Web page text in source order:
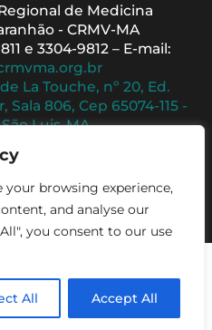
your browsing experience,
and analyse our
you consent to our use
All Accept All
de Medicina
- CRMV-MA
e 3304-9812 – E-mail:
La Touche, nº 20, Ed.
806, Cep 65074-115 -
Luis-MA
8h às 14h (Segunda a